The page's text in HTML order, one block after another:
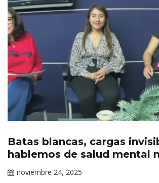
Noticias
Batas blancas, cargas
hablemos de salud mental
noviembre 24, 2025